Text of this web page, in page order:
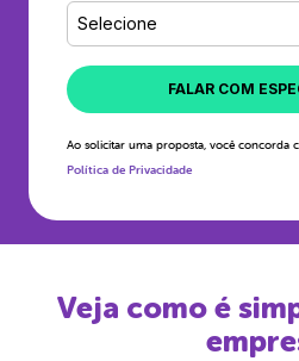
Selecione
FALAR COM
Ao solicitar uma proposta, você concorda
Política de Privacidade
Veja como é